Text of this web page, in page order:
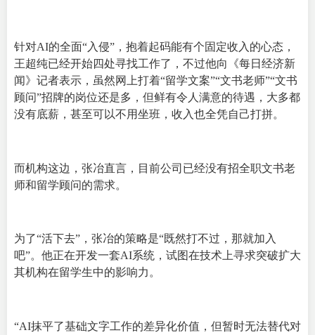
针对AI的全面“入侵”，抱着起码能有个固定收入的心态，
王超纯已经开始四处寻找工作了，不过他向《每日经济新
闻》记者表示，虽然网上打着“留学文案”“文书老师”“文书
顾问”招牌的岗位还是多，但鲜有令人满意的待遇，大多都
没有底薪，甚至可以不用坐班，收入也全凭自己打拼。
而机构这边，张冶直言，目前公司已经没有招全职文书老
师和留学顾问的需求。
为了“活下去”，张冶的策略是“既然打不过，那就加入
吧”。他正在开发一套AI系统，试图在技术上寻求突破扩大
其机构在留学生中的影响力。
“AI抹平了基础文字工作的差异化价值，但暂时无法替代对